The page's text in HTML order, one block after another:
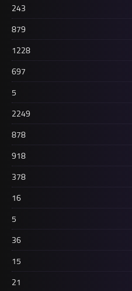
243
879
1228
697
5
2249
878
918
378
16
5
36
15
21